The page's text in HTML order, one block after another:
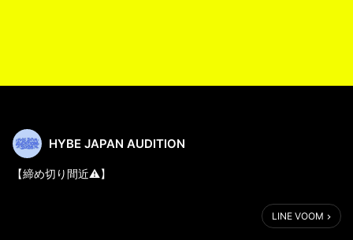
HYBE JAPAN AUDITION
【締め切り間近⚠】
期間限定で開催中のLINE AUDITION2022の締め切りが
LINE VOOM